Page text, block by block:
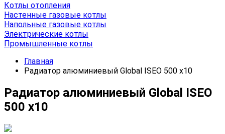
Котлы отопления
Настенные газовые котлы
Напольные газовые котлы
Электрические котлы
Промышленные котлы
Главная
Радиатор алюминиевый Global ISEO 500 x10
Радиатор алюминиевый Global ISEO
500 x10